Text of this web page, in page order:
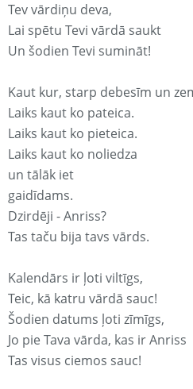
Tev vārdiņu deva,
Lai spētu Tevi vārdā saukt
Un šodien Tevi sumināt!
Kaut kur, starp debesīm un
Laiks kaut ko pateica.
Laiks kaut ko pieteica.
Laiks kaut ko noliedza
un tālāk iet
gaidīdams.
Dzirdēji - Anriss?
Tas taču bija tavs vārds.
Kalendārs ir ļoti viltīgs,
Teic, kā katru vārdā sauc!
Šodien datums ļoti zīmīgs,
Jo pie Tava vārda, kas ir Anriss
Tas visus ciemos sauc!